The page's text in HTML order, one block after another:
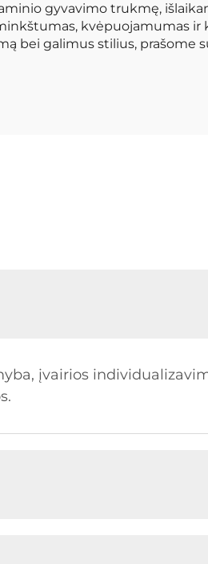
gyvavimo trukmę,
kvėpuojamumas ir
bei galimus stilius, prašome
įvairios